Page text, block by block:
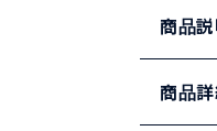
商品
商品